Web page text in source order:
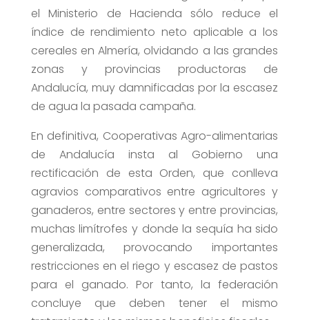
el Ministerio de Hacienda sólo reduce el
índice de rendimiento neto aplicable a los
cereales en Almería, olvidando a las grandes
zonas y provincias productoras de
Andalucía, muy damnificadas por la escasez
de agua la pasada campaña.
En definitiva, Cooperativas Agro-alimentarias
de Andalucía insta al Gobierno una
rectificación de esta Orden, que conlleva
agravios comparativos entre agricultores y
ganaderos, entre sectores y entre provincias,
muchas limítrofes y donde la sequía ha sido
generalizada, provocando importantes
restricciones en el riego y escasez de pastos
para el ganado. Por tanto, la federación
concluye que deben tener el mismo